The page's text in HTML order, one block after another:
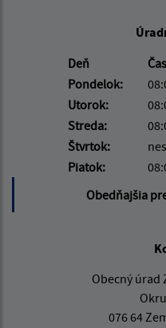
Deň
Pondelok:
Utorok:
Streda:
Štvrtok:
Piatok:
Obedňajšia
Obecný úrad
076 64